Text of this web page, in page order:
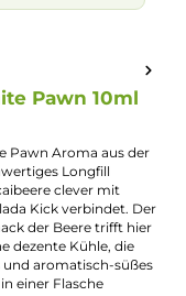
Sie unseren
per E-Mail: